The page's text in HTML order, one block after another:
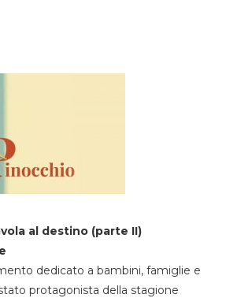
al destino (parte II)
dedicato a bambini, famiglie e
protagonista della stagione